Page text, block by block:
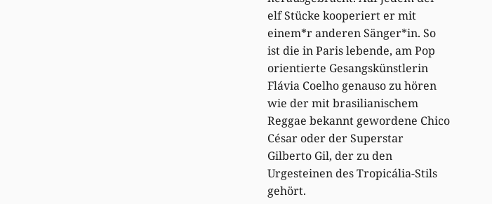
elf Stücke kooperiert er mit
einem*r anderen Sänger*in. So
ist die in Paris lebende, am Pop
orientierte Gesangskünstlerin
Flávia Coelho genauso zu hören
wie der mit brasilianischem
Reggae bekannt gewordene Chico
César oder der Superstar
Gilberto Gil, der zu den
Urgesteinen des Tropicália-Stils
gehört.